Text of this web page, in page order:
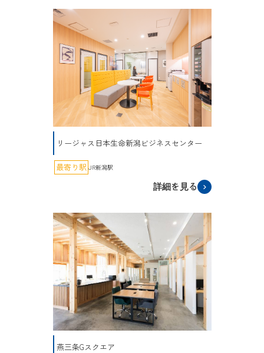
リージャス日本生命新潟ビジネスセンター
最寄り駅 JR新潟駅
詳細を見る
燕三条Gスクエア